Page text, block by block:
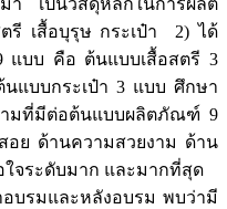
า เป็นวัสดุหลักในการผลิต
รี เสื้อบุรุษ กระเป๋า 2) ได้
บบ คือ ต้นแบบเสื้อสตรี 3
แบบกระเป๋า 3 แบบ ศึกษา
ามที่มีต่อต้นแบบผลิตภัณฑ์ 9
ย ด้านความสวยงาม ด้าน
จระดับมาก และมากที่สุด
และหลังอบรม พบว่ามี